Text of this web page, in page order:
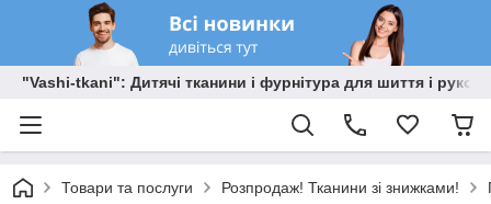
"Vashi-tkani": Дитячі тканини і фурнітура для шиття і
Товари та послуги Розпродаж! Тканини зі знижками!